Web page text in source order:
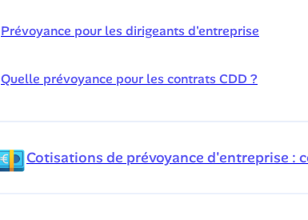
Prévoyance pour les dirigeants d'entreprise
Quelle prévoyance pour les contrats CDD ?
Cotisations de prévoyance d'entreprise :